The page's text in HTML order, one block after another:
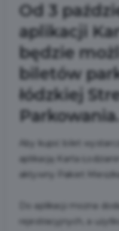
Od 3
aplikacji
będzie
biletów
łódzkiej
Parkowania.
Aby kupić bilet
aplikację Karta
aktywny Pakiet
Do aplikacji można
rejestracyjnych, a